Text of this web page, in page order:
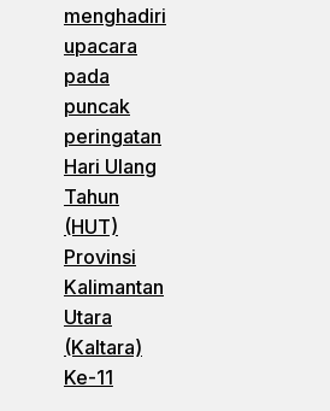
menghadiri
upacara
pada
puncak
peringatan
Hari Ulang
Tahun
(HUT)
Provinsi
Kalimantan
Utara
(Kaltara)
Ke-11